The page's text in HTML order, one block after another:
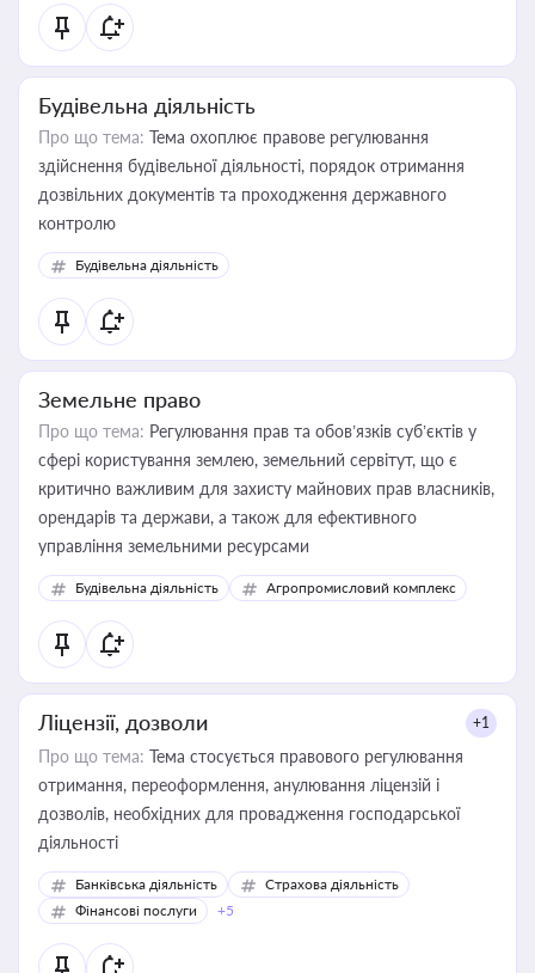
статусу суб'єктів оціночної діяльності
Будівельна діяльність
Про що тема: Тема охоплює правове регулювання
здійснення будівельної діяльності, порядок отримання
дозвільних документів та проходження державного
контролю
Будівельна діяльність
Земельне право
Про що тема: Регулювання прав та обов’язків суб’єктів у
сфері користування землею, земельний сервітут, що є
критично важливим для захисту майнових прав власників,
орендарів та держави, а також для ефективного
управління земельними ресурсами
Будівельна діяльність Агропромисловий комплекс
Ліцензії, дозволи +1
Про що тема: Тема стосується правового регулювання
отримання, переоформлення, анулювання ліцензій і
дозволів, необхідних для провадження господарської
діяльності
Банківська діяльність
Страхова діяльність
Фінансові послуги
+5